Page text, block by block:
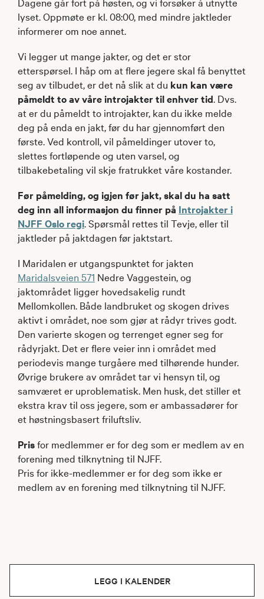
lyset. Oppmøte er kl. 08:00, med mindre jaktleder
informerer om noe annet.
Vi legger ut mange jakter, og det er stor
etterspørsel. I håp om at flere jegere skal få benyttet
seg av tilbudet, er det nå slik at du kun kan være
påmeldt to av våre introjakter til enhver tid. Dvs.
at er du påmeldt to introjakter, kan du ikke melde
deg på enda en jakt, før du har gjennomført den
første. Ved kontroll, vil påmeldinger utover to,
slettes fortløpende og uten varsel, og
tilbakebetaling vil skje fratrukket våre kostander.
Før påmelding, og igjen før jakt, skal du ha satt
deg inn all informasjon du finner på Introjakter i
NJFF Oslo regi. Spørsmål rettes til Tevje, eller til
jaktleder på jaktdagen før jaktstart.
I Maridalen er utgangspunktet for jakten
Maridalsveien 571 Nedre Vaggestein, og
jaktområdet ligger hovedsakelig rundt
Mellomkollen. Både landbruket og skogen drives
aktivt i området, noe som gjør at rådyr trives godt.
Den varierte skogen og terrenget egner seg for
rådyrjakt. Det er flere veier inn i området med
periodevis mange turgåere med tilhørende hunder.
Øvrige brukere av området tar vi hensyn til, og
samværet er uproblematisk. Men husk, det stiller et
ekstra krav til oss jegere, som er ambassadører for
et høstningsbasert friluftsliv.
Prisfor medlemmer er for deg som er medlem av en
forening med tilknytning til NJFF.
Pris for ikke-medlemmer er for deg som ikke er
medlem av en forening med tilknytning til NJFF.
LEGG I KALENDER